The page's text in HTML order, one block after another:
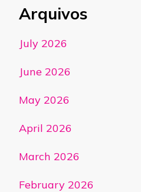
Arquivos
July 2026
June 2026
May 2026
April 2026
March 2026
February 2026